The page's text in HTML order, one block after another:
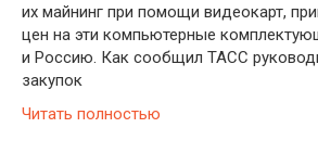
их майнинг при помощи видеокарт,
цен на эти компьютерные
и Россию. Как сообщил ТАСС
закупок
Читать полностью